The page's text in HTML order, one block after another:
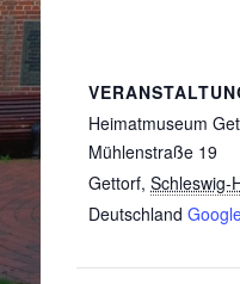
Heimatmuseum
Mühlenstraße 19
Gettorf, Schleswig-
Deutschland